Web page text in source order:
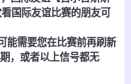
国际友谊比赛的朋友可
能需要您在比赛前再刷新
，或者以上信号都无